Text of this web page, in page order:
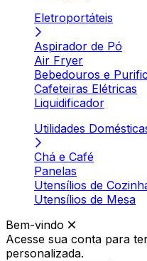
Eletroportáteis
Aspirador de Pó
Air Fryer
Bebedouros e
Cafeteiras Elétricas
Liquidificador
Utilidades
Chá e Café
Panelas
Utensílios de
Utensílios de Mesa
Bem-vindo
Acesse sua conta para
personalizada.